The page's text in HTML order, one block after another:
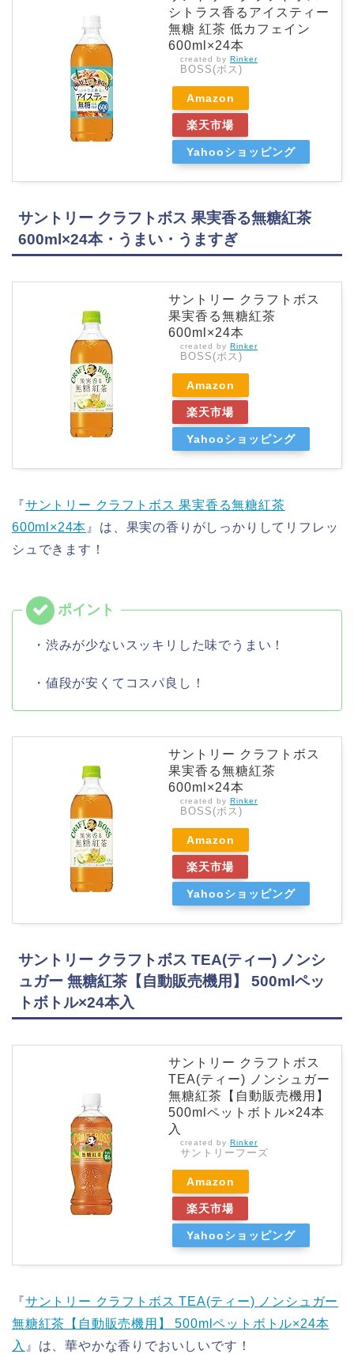
シトラス香るアイスティー
無糖 紅茶 低カフェイン
600ml×24本
created by Rinker
BOSS(ボス)
Amazon
楽天市場
Yahooショッピング
サントリー クラフトボス 果実香る無糖紅茶
600ml×24本・うまい・うますぎ
サントリー クラフトボス
果実香る無糖紅茶
600ml×24本
created by Rinker
BOSS(ボス)
Amazon
楽天市場
Yahooショッピング
『 サントリー クラフトボス 果実香る無糖紅茶
600ml×24本』は、果実の香りがしっかりしてリフレッ
シュできます！
・渋みが少ないスッキリした味でうまい！
・値段が安くてコスパ良し！
サントリー クラフトボス
果実香る無糖紅茶
600ml×24本
created by Rinker
BOSS(ボス)
Amazon
楽天市場
Yahooショッピング
サントリー クラフトボス TEA(ティー) ノンシ
ュガー 無糖紅茶【自動販売機用】 500mlペッ
トボトル×24本入
サントリー クラフトボス
TEA(ティー) ノンシュガー
無糖紅茶【自動販売機用】
500mlペットボトル×24本
入
created by Rinker
サントリーフーズ
Amazon
楽天市場
Yahooショッピング
『 サントリー クラフトボス TEA(ティー) ノンシュガー
無糖紅茶【自動販売機用】 500mlペットボトル×24本
入 』は、華やかな香りでおいしいです！